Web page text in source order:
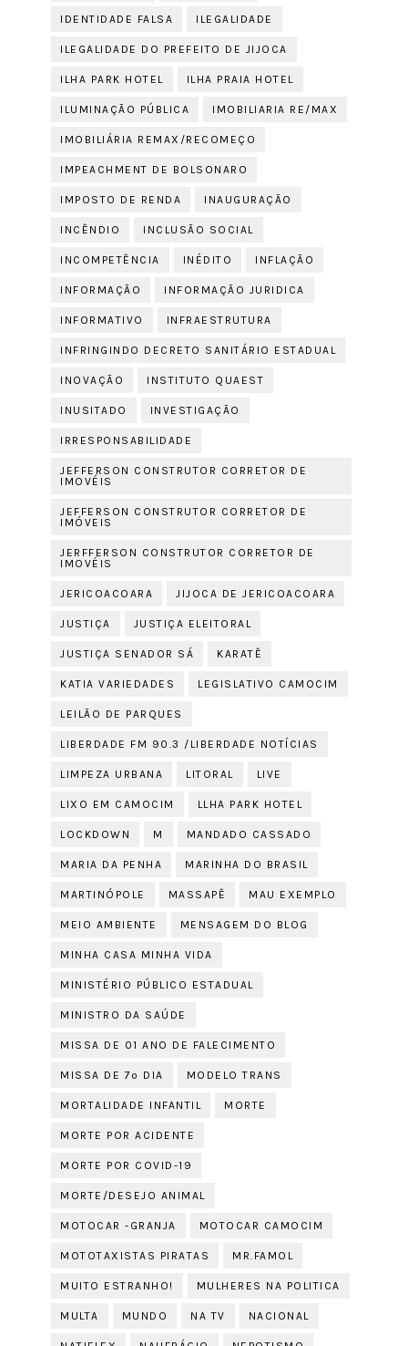
IDENTIDADE FALSA ILEGALIDADE
ILEGALIDADE DO PREFEITO DE JIJOCA
ILHA PARK HOTEL ILHA PRAIA HOTEL
ILUMINAÇÃO PÚBLICA IMOBILIARIA RE/MAX
IMOBILIÁRIA REMAX/RECOMEÇO
IMPEACHMENT DE BOLSONARO
IMPOSTO DE RENDA INAUGURAÇÃO
INCÊNDIO INCLUSÃO SOCIAL
INCOMPETÊNCIA INÉDITO INFLAÇÃO
INFORMAÇÃO INFORMAÇÃO JURIDICA
INFORMATIVO INFRAESTRUTURA
INFRINGINDO DECRETO SANITÁRIO ESTADUAL
INOVAÇÃO INSTITUTO QUAEST
INUSITADO INVESTIGAÇÃO
IRRESPONSABILIDADE
JEFFERSON CONSTRUTOR CORRETOR DE
IMOVÉIS
JEFFERSON CONSTRUTOR CORRETOR DE
IMÓVEIS
JERFFERSON CONSTRUTOR CORRETOR DE
IMOVÉIS
JERICOACOARA JIJOCA DE JERICOACOARA
JUSTIÇA JUSTIÇA ELEITORAL
JUSTIÇA SENADOR SÁ KARATÊ
KATIA VARIEDADES LEGISLATIVO CAMOCIM
LEILÃO DE PARQUES
LIBERDADE FM 90.3 /LIBERDADE NOTÍCIAS
LIMPEZA URBANA LITORAL LIVE
LIXO EM CAMOCIM LLHA PARK HOTEL
LOCKDOWN M MANDADO CASSADO
MARIA DA PENHA MARINHA DO BRASIL
MARTINÓPOLE MASSAPÊ MAU EXEMPLO
MEIO AMBIENTE MENSAGEM DO BLOG
MINHA CASA MINHA VIDA
MINISTÉRIO PÚBLICO ESTADUAL
MINISTRO DA SAÚDE
MISSA DE 01 ANO DE FALECIMENTO
MISSA DE 7º DIA MODELO TRANS
MORTALIDADE INFANTIL MORTE
MORTE POR ACIDENTE
MORTE POR COVID-19
MORTE/DESEJO ANIMAL
MOTOCAR -GRANJA MOTOCAR CAMOCIM
MOTOTAXISTAS PIRATAS MR.FAMOL
MUITO ESTRANHO! MULHERES NA POLITICA
MULTA MUNDO NA TV NACIONAL